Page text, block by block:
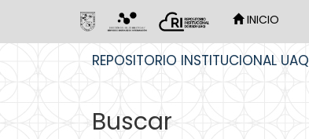
INICIO
REPOSITORIO INSTITUCIONAL UAQ
Buscar